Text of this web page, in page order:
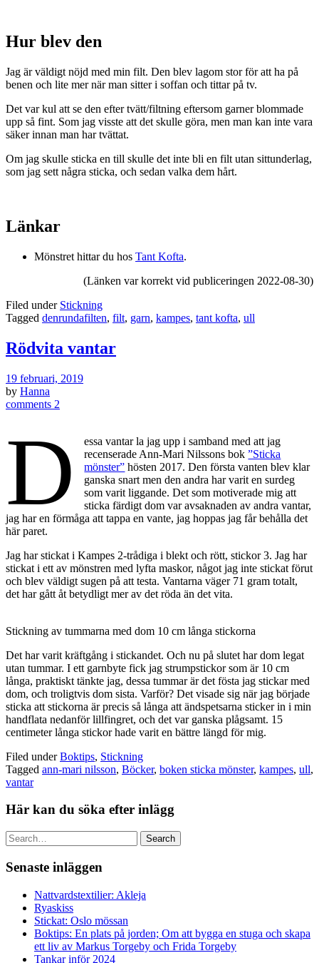
Hur blev den
Jag är väldigt nöjd med min filt. Den blev lagom stor för att ha på
benen och lite mer när man sitter i soffan och tittar på tv.
Det var kul att se den efter tvätt/filtning eftersom garner blommade
upp så fint. Som jag visste att det skulle göra, men man kan inte vara
säker innan man har tvättat.
Om jag skulle sticka en till skulle det inte bli en filt utan sittunderlag,
som jag sett några sticka, och sedan valka dem hårt.
Länkar
Mönstret hittar du hos Tant Kofta.
(Länken var korrekt vid publiceringen 2022-08-30)
Filed under Stickning
Tagged denrundafilten, filt, garn, kampes, tant kofta, ull
Rödvita vantar
19 februari, 2019
by Hanna
comments 2
D
essa vantar la jag upp i samband med att jag
recenserade Ann-Mari Nilssons bok”Sticka
mönster” hösten 2017. Den första vanten blev klar
ganska snart men den andra har varit en surdeg
som varit liggande. Det som motiverade mig att
sticka färdigt dom var avsaknaden av andra vantar,
jag har en förmåga att tappa en vante, jag hoppas jag får behålla det
här paret.
Jag har stickat i Kampes 2-trådiga i blekt och rött, stickor 3. Jag har
stickat i ett av mönstren med lyfta maskor, något jag inte stickat förut
och blev väldigt sugen på att testa. Vantarna väger 71 gram totalt,
det har gått åt betydligt mer av det röda än det vita.
Stickning av tummarna med dom 10 cm långa stickorna
Det har varit kräftgång i stickandet. Och nu på slutet har dom legat
utan tummar. I ett garnbyte fick jag strumpstickor som är 10 cm
långa, praktiskt tänkte jag, dessa tummar är det fösta jag stickar med
dom, och troligtvis dom sista. Varför? Det visade sig när jag började
sticka att stickorna är precis så långa att ändspetsarna sticker in i min
handflata nedanför lillfingret, och det var ganska plågsamt. 15
centimeter långa stickor hade varit en bättre längd för mig.
Filed underBoktips, Stickning
Tagged ann-mari nilsson, Böcker, boken sticka mönster, kampes, ull,
vantar
Här kan du söka efter inlägg
Search
Senaste inläggen
Nattvardstextilier: Akleja
Ryaskiss
Stickat: Oslo mössan
Boktips: En plats på jorden; Om att bygga en stuga och skapa
ett liv av Markus Torgeby och Frida Torgeby
Tankar inför 2024